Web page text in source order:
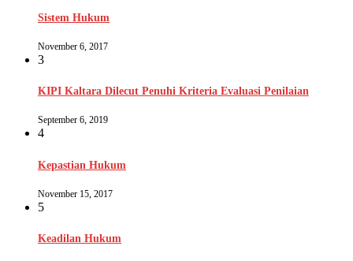
Sistem Hukum
November 6, 2017
3
KIPI Kaltara Dilecut Penuhi Kriteria Evaluasi Penilaian
September 6, 2019
4
Kepastian Hukum
November 15, 2017
5
Keadilan Hukum